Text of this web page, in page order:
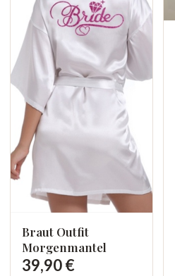
Braut Outfit
Morgenmantel
39,90 €